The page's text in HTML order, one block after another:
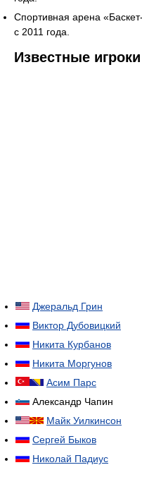
Спортивная арена
с 2011 года.
Известные игроки
Джеральд Грин
Виктор Дубовицкий
Никита Курбанов
Никита Моргунов
Асим Парс
Александр Чапин
Майк Уилкинсон
Сергей Быков
Николай Падиус